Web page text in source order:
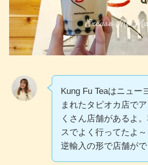
Kung Fu Teaはニュー
まれたタピオカ店で
くさん店舗があるよ
スでよく行ってたよ
逆輸入の形で店舗がで